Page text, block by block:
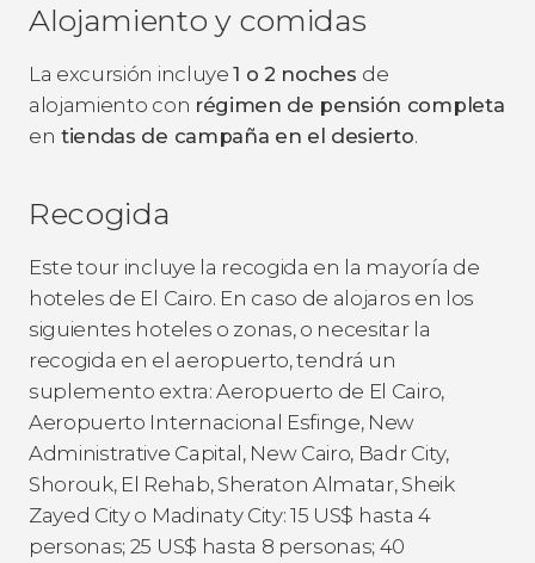
Alojamiento y comidas
La excursión incluye1 o 2 noches de
alojamiento con régimen de pensión completa
en tiendas de campaña en el desierto.
Recogida
Este tour incluye la recogida en la mayoría de
hoteles de El Cairo. En caso de alojaros en los
siguientes hoteles o zonas, o necesitar la
recogida en el aeropuerto, tendrá un
suplemento extra: Aeropuerto de El Cairo,
Aeropuerto Internacional Esfinge, New
Administrative Capital, New Cairo, Badr City,
Shorouk, El Rehab, Sheraton Almatar, Sheik
Zayed City o Madinaty City: 15 US$ hasta 4
personas; 25 US$ hasta 8 personas; 40